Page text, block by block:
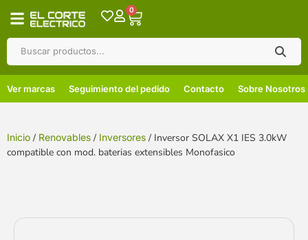
0
Ver marcas Seguimiento del pedido Contacto Sobre Nosotros
Inicio / Renovables / Inversores / Inversor SOLAX X1 IES 3.0kW
compatible con mod. baterias extensibles Monofasico